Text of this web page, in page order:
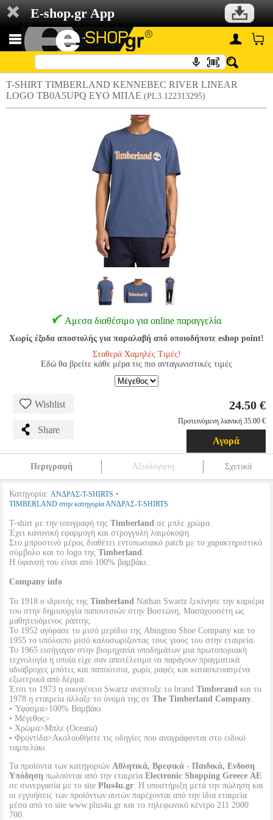
E-shop.gr App
T-SHIRT TIMBERLAND KENNEBEC RIVER LINEAR
LOGO TB0A5UPQ EYO ΜΠΛΕ (PL3.122313295)
Αμεσα διαθέσιμο για online παραγγελία
Χωρίς έξοδα αποστολής για παραλαβή από οποιοδήποτε eshop point!
Σταθερά Χαμηλές Τιμές!
Εδώ θα βρείτε κάθε μέρα τις πιο ανταγωνιστικές τιμές
Wishlist
Share
24.50 €
Προτεινόμενη λιανική 35.00 €
Αγορά
Περιγραφή Αξιολόγηση Σχετικά
Κατηγορία: ΑΝΔΡΑΣ-T-SHIRTS •
TIMBERLAND στην κατηγορία ΑΝΔΡΑΣ-T-SHIRTS
T-shirt με την υπογραφή της Timberland σε μπλε χρώμα.
Έχει κανονική εφαρμογή και στρογγυλή λαιμόκοψη.
Στο μπροστινό μέρος διαθέτει εντυπωσιακό patch με το χαρακτηριστικό
σύμβολο και το logo της Timberland.
Η ύφανσή του είναι από 100% βαμβάκι.
Company info
Το 1918 ο ιδρυτής της Timberland Nathan Swartz ξεκίνησε την καριέρα
του στην δημιουργία παπουτσιών στην Βοστώνη, Μασαχουσέτη ως
μαθητευόμενος ράπτης.
To 1952 αγόρασε το μισό μερίδιο της Abington Shoe Company και το
1955 το υπόλοιπο μισό καλοσωρίζοντας τους γιούς του στην εταιρεία.
Το 1965 εισήγαγαν στην βιομηχανία υποδημάτων μια πρωτοποριακή
τεχνολογία η οποία είχε σαν αποτέλεσμα να παράγουν πραγματικά
αδιάβροχες μπότες και παπούτσια, χωρίς ραφές και κατασκευασμένα
εξωτερικά από δέρμα.
Έτσι το 1973 η οικογένεια Swartz ανέπτυξε το brand Timberand και το
1978 η εταιρεία άλλαξε το όνομά της σε The Timberland Company.
• Ύφασμα>100% Βαμβάκι
• Μέγεθος>
• Χρώμα>Μπλε (Oceana)
• Φροντίδα>Ακολουθήστε τις οδηγίες που αναγράφονται στο ειδικό
ταμπελάκι
Τα προϊόντα των κατηγοριών Αθλητικά, Βρεφικά - Παιδικά, Ενδυση
Υπόδηση πωλούνται από την εταιρεία Electronic Shopping Greece ΑΕ
σε συνεργασία με το site Plus4u.gr. Η υποστήριξη μετά την πώληση και
οι εγγυήσεις των προϊόντων αυτών παρέχονται από την ίδια εταιρεία
μέσα από το site www.plus4u.gr και το τηλεφωνικό κέντρο 211 2000
700.